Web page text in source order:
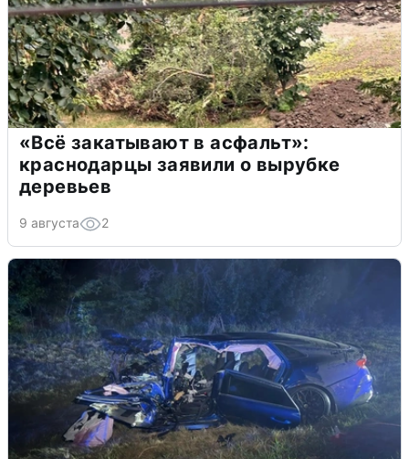
«Всё закатывают в асфальт»:
краснодарцы заявили о вырубке
деревьев
9 августа 2